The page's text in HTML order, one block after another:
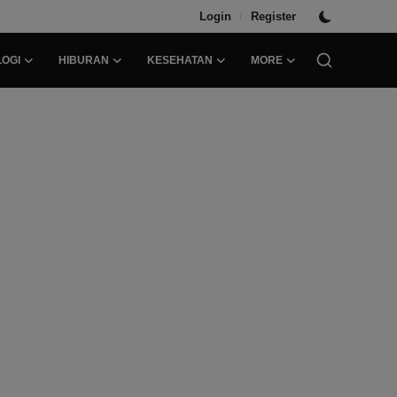
Login / Register
HIBURAN KESEHATAN MORE